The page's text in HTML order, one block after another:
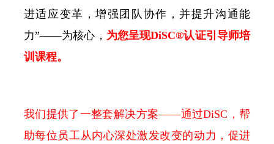
进适应变革，增强团队协作，并提升沟通能
力”——为核心， 为您呈现DiSC®认证引导师培
训课程。
我们提供了一整套解决方案——通过DiSC，帮
助每位员工从内心深处激发改变的动力，促进